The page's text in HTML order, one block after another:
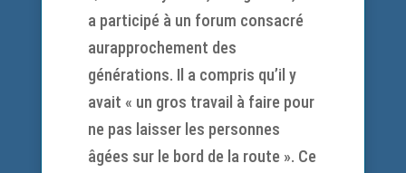
a participé à un forum consacré
aurapprochement des
générations. Il a compris qu’il y
avait « un gros travail à faire pour
ne pas laisser les personnes
âgées sur le bord de la route ». Ce